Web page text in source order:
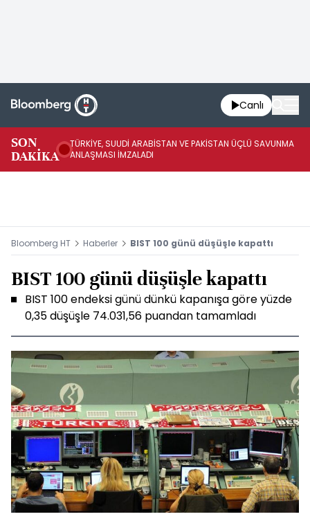
Canlı
SON
DAKİKA
TÜRKİYE, SUUDİ ARABİSTAN VE PAKİSTAN ÜÇLÜ SAVUNMA
ANLAŞMASI İMZALADI
Bloomberg HT Haberler BIST 100 günü düşüşle kapattı
BIST 100 günü düşüşle kapattı
BIST 100 endeksi günü dünkü kapanışa göre yüzde
0,35 düşüşle 74.031,56 puandan tamamladı